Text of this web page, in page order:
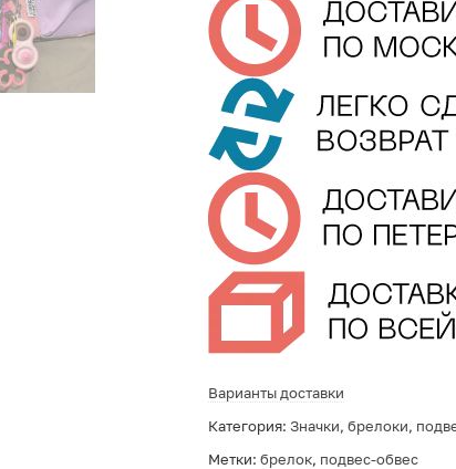
Варианты доставки
Категория: Значки, брелоки,
Метки: брелок, подвес-обвес